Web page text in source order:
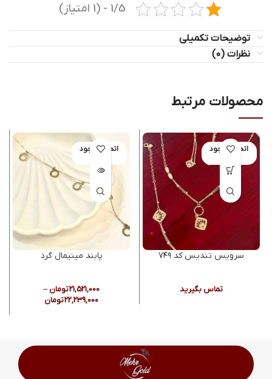
1/5 - (1 امتیاز)
توضیحات تکمیلی
نظرات (0)
محصولات مرتبط
اتمام موجود
سرویس تندیس کد ۷۴۹
تماس بگیرید
اتمام موجود
پابند مینیمال گرد
21,521,000تومان–
22,239,000تومان